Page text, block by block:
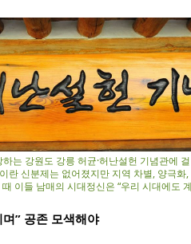
는 강원도 강릉 허균·허난설헌 기념관에
란 신분제는 없어졌지만 지역 차별, 양극화
이들 남매의 시대정신은 “우리 시대에도
” 공존 모색해야